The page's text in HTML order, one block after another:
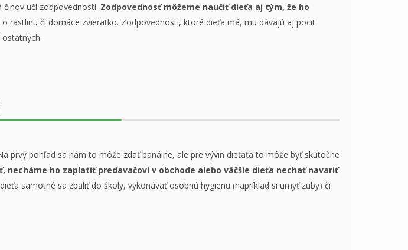
učí zodpovednosti. Zodpovednosť môžeme naučiť dieťa aj tým, že ho
rastlinu či domáce zvieratko. Zodpovednosti, ktoré dieťa má, mu dávajú aj pocit
prvý pohľad sa nám to môže zdať banálne, ale pre vývin dieťaťa to môže byť skutočne
ho zaplatiť predavačovi v obchode alebo väčšie dieťa nechať navariť
samotné sa zbaliť do školy, vykonávať osobnú hygienu (napríklad si umyť zuby) či